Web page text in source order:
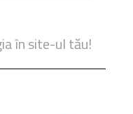
în site-ul tău!